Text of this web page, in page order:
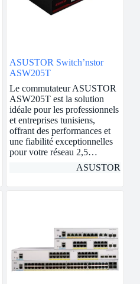
ASUSTOR Switch’nstor
ASW205T
Le commutateur ASUSTOR
ASW205T est la solution
idéale pour les professionnels
et entreprises tunisiens,
offrant des performances et
une fiabilité exceptionnelles
pour votre réseau 2,5…
ASUSTOR